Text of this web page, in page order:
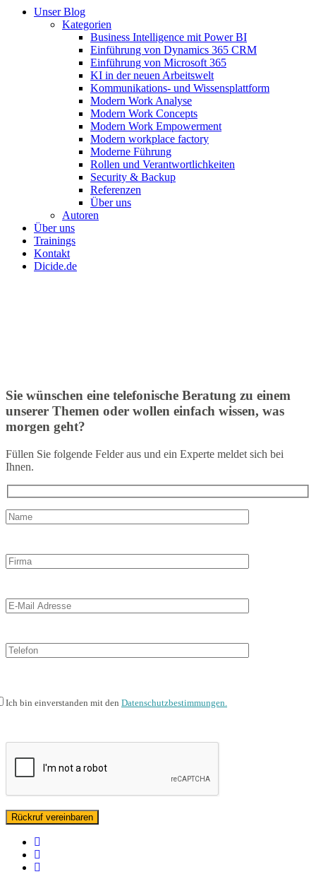
Close
Unser Blog
Kategorien
Business Intelligence mit Power BI
Einführung von Dynamics 365 CRM
Einführung von Microsoft 365
KI in der neuen Arbeitswelt
Kommunikations- und Wissensplattform
Modern Work Analyse
Modern Work Concepts
Modern Work Empowerment
Modern workplace factory
Moderne Führung
Rollen und Verantwortlichkeiten
Security & Backup
Referenzen
Über uns
Autoren
Über uns
Trainings
Kontakt
Dicide.de
Sie wünschen eine telefonische Beratung zu einem
unserer Themen oder wollen einfach wissen, was
morgen geht?
Füllen Sie folgende Felder aus und ein Experte meldet sich bei
Ihnen.
Ich bin einverstanden mit den Datenschutzbestimmungen.
facebook
linkedin
instagram